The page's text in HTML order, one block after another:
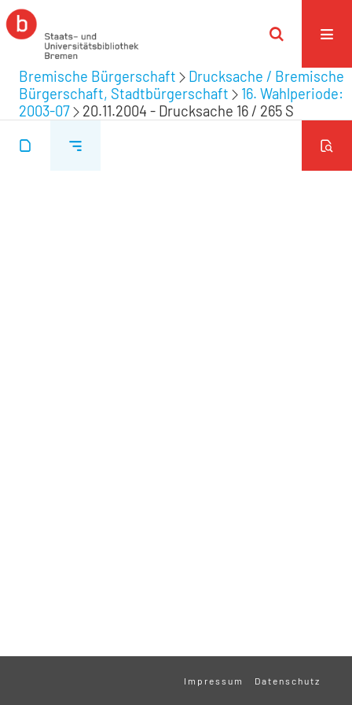
Bremische Bürgerschaft
Drucksache / Bremische
Bürgerschaft, Stadtbürgerschaft
16. Wahlperiode:
2003-07
20.11.2004 - Drucksache 16 / 265 S
Impressum Datenschutz